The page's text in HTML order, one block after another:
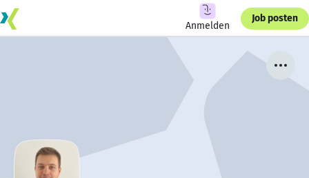
Anmelden
Job posten